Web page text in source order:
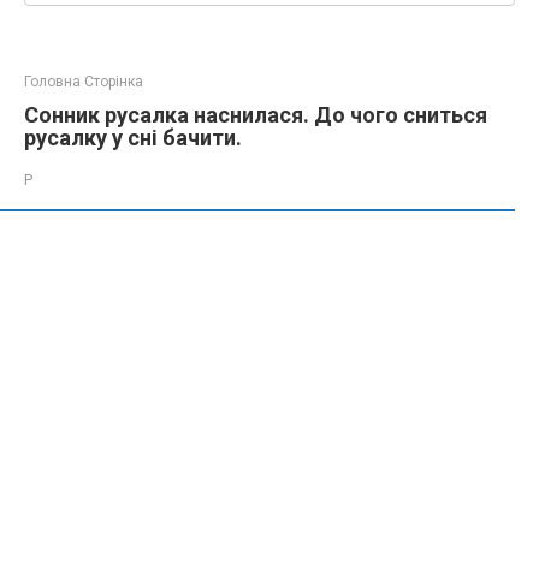
Головна Сторінка
Сонник русалка наснилася. До чого сниться
русалку у сні бачити.
Р